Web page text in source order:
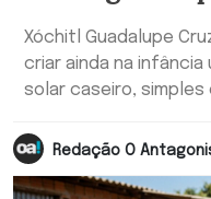
Xóchitl Guadalupe
criar ainda na
solar caseiro, simples
Redação O